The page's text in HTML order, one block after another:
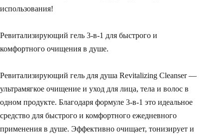
использования!
Ревитализирующий гель 3-в-1 для быстрого и
комфортного очищения в душе.
Ревитализирующий гель для душа Revitalizing Cleanser —
ультрамягкое очищение и уход для лица, тела и волос в
одном продукте. Благодаря формуле 3-в-1 это идеальное
средство для быстрого и комфортного ежедневного
применения в душе. Эффективно очищает, тонизирует и